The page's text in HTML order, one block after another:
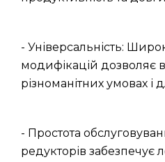
- Універсальність:
модифікацій дозволяє
різноманітних умовах і
- Простота
редукторів забезпечує